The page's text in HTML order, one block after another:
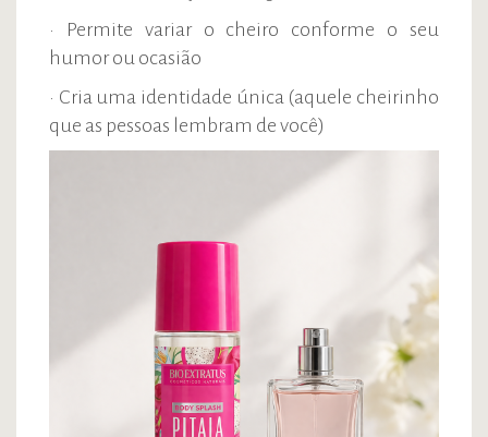
• Permite variar o cheiro conforme o seu
humor ou ocasião
• Cria uma identidade única (aquele cheirinho
que as pessoas lembram de você)